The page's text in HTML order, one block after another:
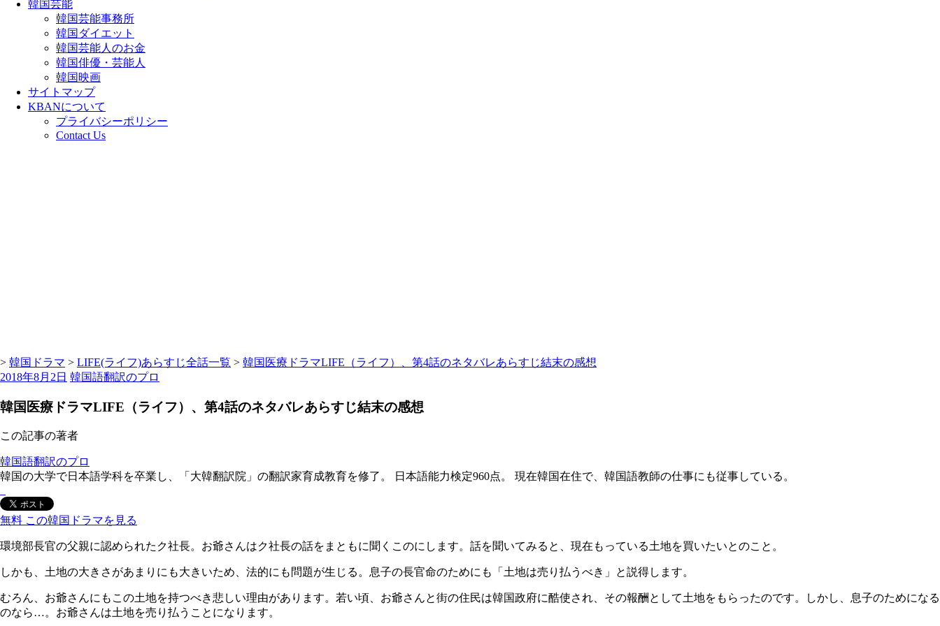
韓国芸能
韓国芸能事務所
韓国ダイエット
韓国芸能人のお金
韓国俳優・芸能人
韓国映画
サイトマップ
KBANについて
プライバシーポリシー
Contact Us
> 韓国ドラマ > LIFE(ライフ)あらすじ全話一覧 > 韓国医療ドラマLIFE（ライフ）、第4話のネタバレあらすじ結末の感想
2018年8月2日 韓国語翻訳のプロ
韓国医療ドラマLIFE（ライフ）、第4話のネタバレあらすじ結末の感想
この記事の著者
韓国語翻訳のプロ
韓国の大学で日本語学科を卒業し、「大韓翻訳院」の翻訳家育成教育を修了。 日本語能力検定960点。 現在韓国在住で、韓国語教師の仕事にも従事している。
無料 この韓国ドラマを見る
環境部長官の父親に認められたク社長。お爺さんはク社長の話をまともに聞くこのにします。話を聞いてみると、現在もっている土地を買いたいとのこと。
しかも、土地の大きさがあまりにも大きいため、法的にも問題が生じる。息子の長官命のためにも「土地は売り払うべき」と説得します。
むろん、お爺さんにもこの土地を持つべき悲しい理由があります。若い頃、お爺さんと街の住民は韓国政府に酷使され、その報酬として土地をもらったのです。しかし、息子のためになる
のなら…。お爺さんは土地を売り払うことになります。